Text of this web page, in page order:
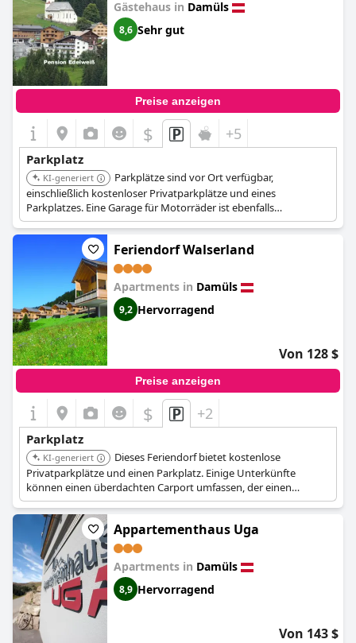
Gästehaus in Damüls
8,6 Sehr gut
Preise anzeigen
$ +5
Parkplatz
KI-generiert
Parkplätze sind vor Ort verfügbar,
einschließlich kostenloser Privatparkplätze und eines
Parkplatzes. Eine Garage für Motorräder ist ebenfalls
vorhanden, was Optionen für verschiedene Fahrzeugtypen
bietet.
Feriendorf Walserland
Apartments in Damüls
9,2 Hervorragend
Von 128 $
Preise anzeigen
$ +2
Parkplatz
KI-generiert
Dieses Feriendorf bietet kostenlose
Privatparkplätze und einen Parkplatz. Einige Unterkünfte
können einen überdachten Carport umfassen, der einen
zusätzlichen Schutz für Fahrzeuge bietet.
Appartementhaus Uga
Apartments in Damüls
8,9 Hervorragend
Von 143 $